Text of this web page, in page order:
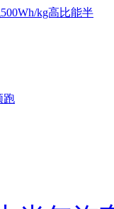
kg高比能半
跑